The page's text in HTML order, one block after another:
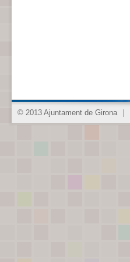
© 2013 Ajuntament de Girona